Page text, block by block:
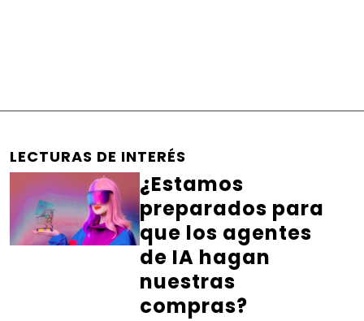
LECTURAS DE INTERÉS
¿Estamos
preparados para
que los agentes
de IA hagan
nuestras
compras?